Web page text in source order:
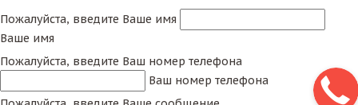
Пожалуйста, введите Ваше имя
Ваше имя
Пожалуйста, введите Ваш номер телефона
Ваш номер телефона